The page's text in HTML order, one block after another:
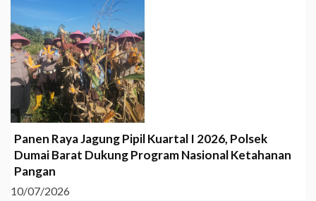
Panen Raya Jagung Pipil Kuartal I 2026, Polsek
Dumai Barat Dukung Program Nasional Ketahanan
Pangan
10/07/2026